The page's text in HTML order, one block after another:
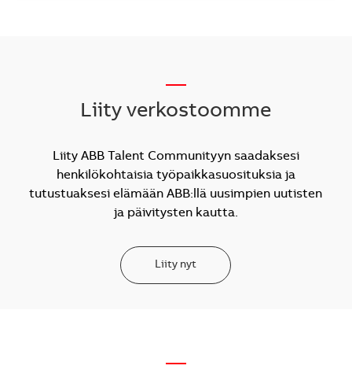
Liity verkostoomme
Liity ABB Talent Communityyn saadaksesi
henkilökohtaisia työpaikkasuosituksia ja
tutustuaksesi elämään ABB:llä uusimpien uutisten
ja päivitysten kautta.
Liity nyt
—